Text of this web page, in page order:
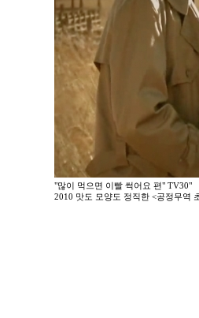
"많이 먹으면 이빨 썩어요 편" TV30"
2010 맛도 모양도 정직한 <공정무역